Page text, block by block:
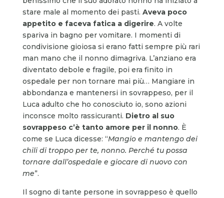
stare male al momento dei pasti. Aveva poco
appetito e faceva fatica a digerire. A volte
spariva in bagno per vomitare. I momenti di
condivisione gioiosa si erano fatti sempre più rari
man mano che il nonno dimagriva. L’anziano era
diventato debole e fragile, poi era finito in
ospedale per non tornare mai più… Mangiare in
abbondanza e mantenersi in sovrappeso, per il
Luca adulto che ho conosciuto io, sono azioni
inconsce molto rassicuranti. Dietro al suo
sovrappeso c’è tanto amore per il nonno. È
come se Luca dicesse: “Mangio e mantengo dei
chili di troppo per te, nonno. Perché tu possa
tornare dall’ospedale e giocare di nuovo con
me”.
Il sogno di tante persone in sovrappeso è quello